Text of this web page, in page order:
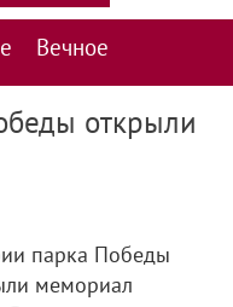
Вечное
открыли
парка Победы
мемориал